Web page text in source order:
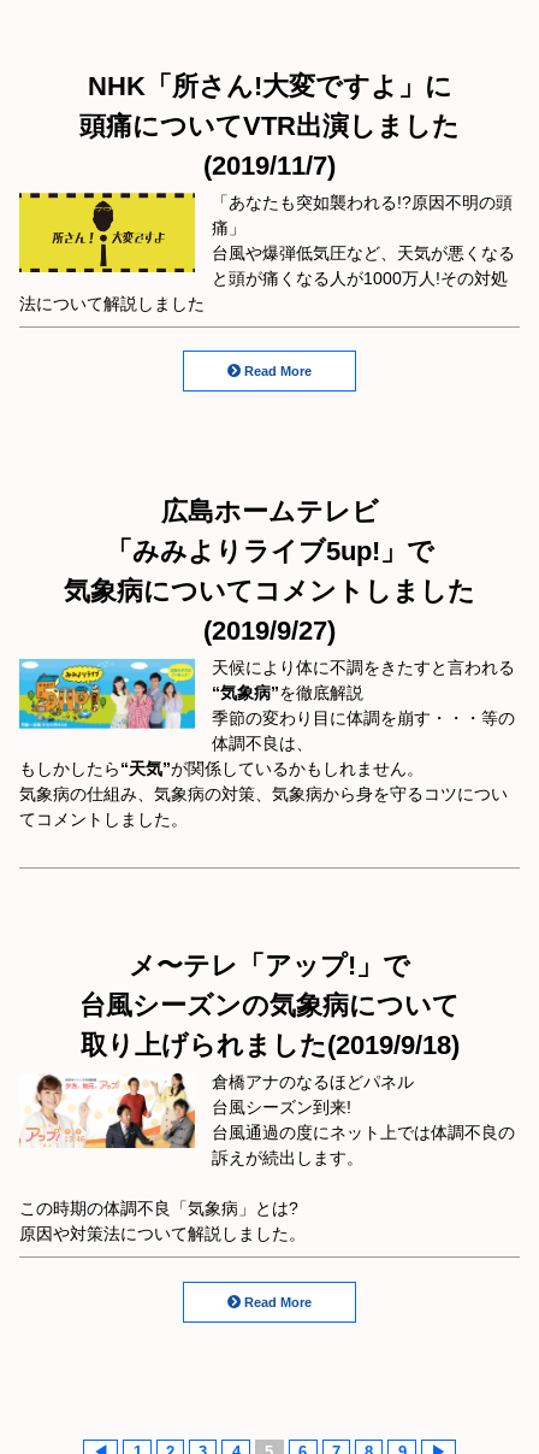
NHK「所さん!大変ですよ」に
頭痛についてVTR出演しました
(2019/11/7)
「あなたも突如襲われる!?原因不明の頭
痛」
台風や爆弾低気圧など、天気が悪くなる
と頭が痛くなる人が1000万人!その対処
法について解説しました
Read More
広島ホームテレビ
「みみよりライブ5up!」で
気象病についてコメントしました
(2019/9/27)
天候により体に不調をきたすと言われる
“気象病”を徹底解説
季節の変わり目に体調を崩す・・・等の
体調不良は、
もしかしたら“天気”が関係しているかもしれません。
気象病の仕組み、気象病の対策、気象病から身を守るコツについ
てコメントしました。
メ〜テレ「アップ!」で
台風シーズンの気象病について
取り上げられました(2019/9/18)
倉橋アナのなるほどパネル
台風シーズン到来!
台風通過の度にネット上では体調不良の
訴えが続出します。
この時期の体調不良「気象病」とは?
原因や対策法について解説しました。
Read More